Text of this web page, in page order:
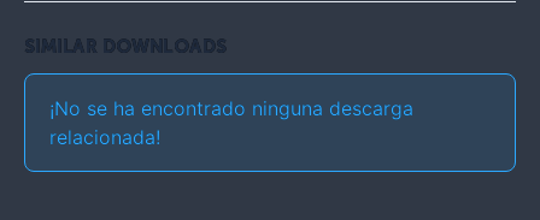
SIMILAR DOWNLOADS
¡No se ha encontrado ninguna descarga
relacionada!